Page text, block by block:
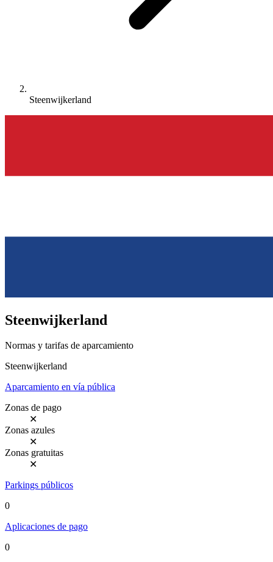
Steenwijkerland
Steenwijkerland
Normas y tarifas de aparcamiento
Steenwijkerland
Aparcamiento en vía pública
Zonas de pago
✕
Zonas azules
✕
Zonas gratuitas
✕
Parkings públicos
0
Aplicaciones de pago
0